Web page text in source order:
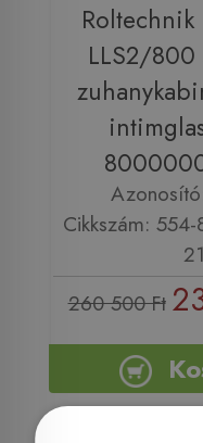
LLS2/800
Cikkszám:
21
260 500 Ft